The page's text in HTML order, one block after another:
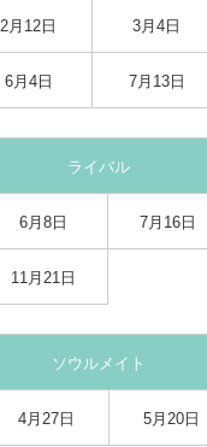
2月12日 3月4日
6月4日 7月13日
ライバル
6月8日 7月16日
11月21日
ソウルメイト
4月27日 5月20日